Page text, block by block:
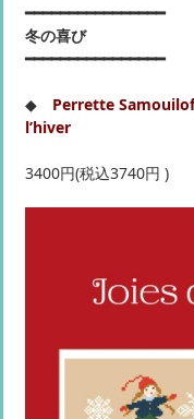
━━━━━━━━━━━━━━━━
冬の喜び
━━━━━━━━━━━━━━━━
◆ Perrette
l’hiver
3400円(税込3740円 )